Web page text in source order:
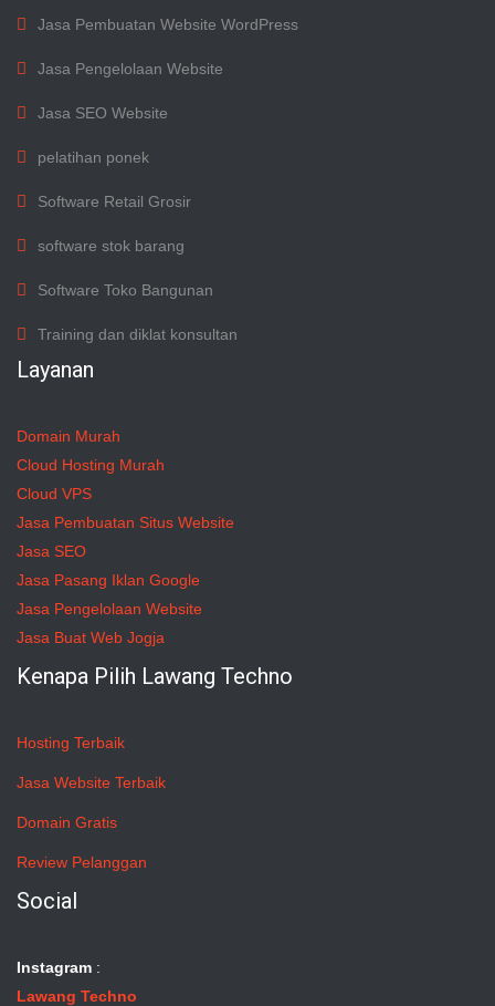
Jasa Pembuatan Website WordPress
Jasa Pengelolaan Website
Jasa SEO Website
pelatihan ponek
Software Retail Grosir
software stok barang
Software Toko Bangunan
Training dan diklat konsultan
Layanan
Domain Murah
Cloud Hosting Murah
Cloud VPS
Jasa Pembuatan Situs Website
Jasa SEO
Jasa Pasang Iklan Google
Jasa Pengelolaan Website
Jasa Buat Web Jogja
Kenapa Pilih Lawang Techno
Hosting Terbaik
Jasa Website Terbaik
Domain Gratis
Review Pelanggan
Social
Instagram :
Lawang Techno